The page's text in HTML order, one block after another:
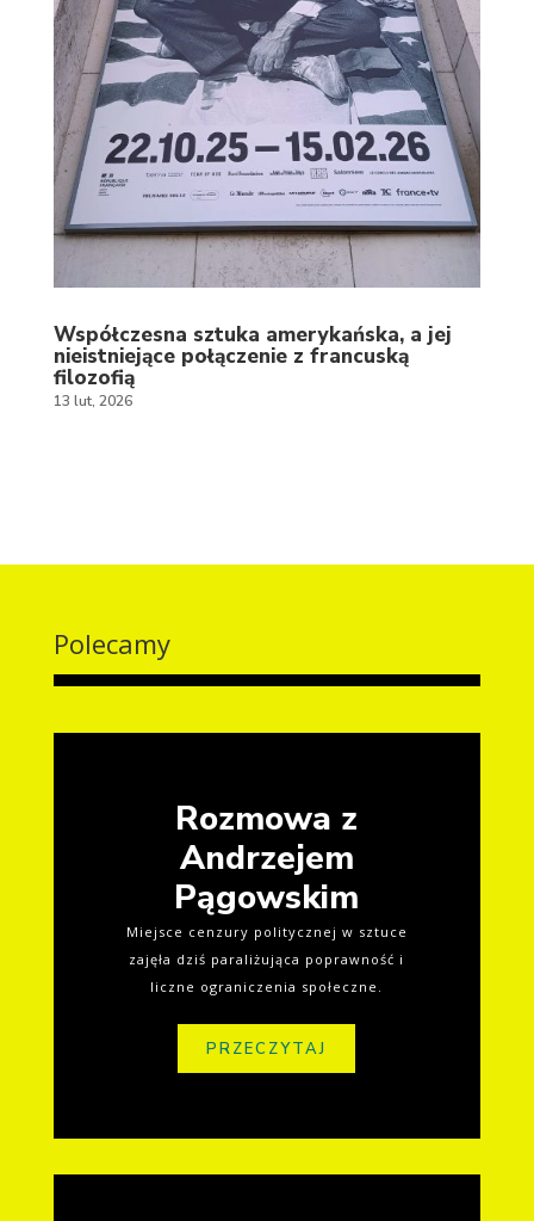
Współczesna sztuka amerykańska, a jej
nieistniejące połączenie z francuską
filozofią
13 lut, 2026
Polecamy
Rozmowa z
Andrzejem
Pągowskim
Miejsce cenzury politycznej w sztuce
zajęła dziś paraliżująca poprawność i
liczne ograniczenia społeczne.
PRZECZYTAJ